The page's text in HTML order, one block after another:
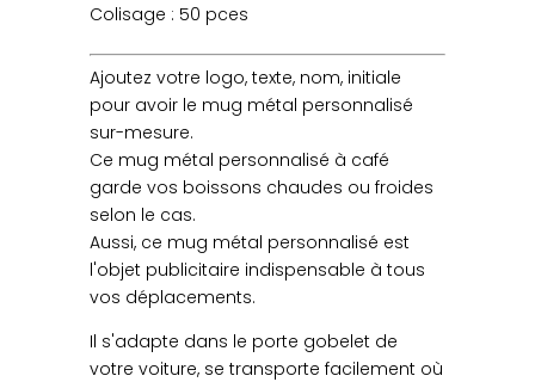
Colisage : 50 pces
Ajoutez votre logo, texte, nom, initiale
pour avoir le mug métal personnalisé
sur-mesure.
Ce mug métal personnalisé à café
garde vos boissons chaudes ou froides
selon le cas.
Aussi, ce mug métal personnalisé est
l'objet publicitaire indispensable à tous
vos déplacements.
Il s'adapte dans le porte gobelet de
votre voiture, se transporte facilement où